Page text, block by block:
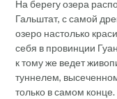
На берегу озера
Гальштат, с самой
озеро настолько
себя в провинции
к тому же ведет
туннелем,
только в самом